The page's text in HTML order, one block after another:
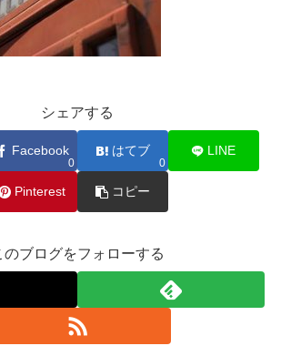
シェアする
Facebook
0
はてブ
0
LINE
Pinterest コピー
のブログをフォローする